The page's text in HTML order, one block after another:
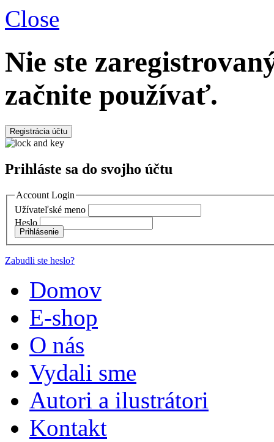
Close
Nie ste
začnite používať.
Registrácia účtu
Prihláste sa do svojho účtu
Account Login
Užívateľské meno
Heslo
Prihlásenie
Zabudli ste heslo?
Domov
E-shop
O nás
Vydali sme
Autori a ilustrátori
Kontakt